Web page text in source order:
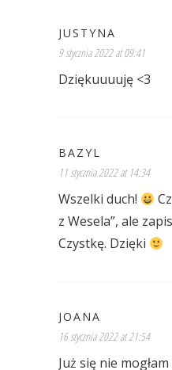
JUSTYNA
9 stycznia 2022 at 09:41
Dziękuuuuję <3
BAZYL
11 stycznia 2022 at 14:34
Wszelki duch!
z Wesela”, ale
Czystkę. Dzięki
JOANA
16 stycznia 2022 at 21:54
Już się nie